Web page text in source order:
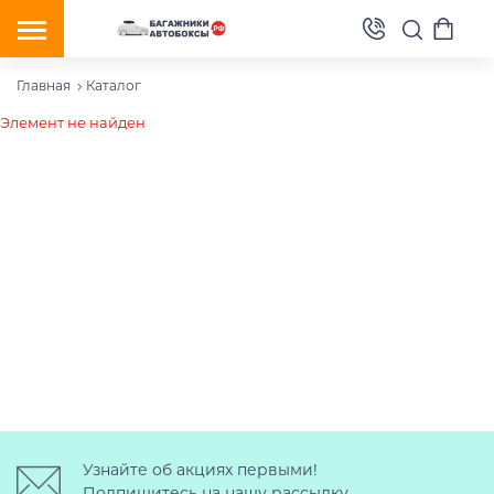
Главная Каталог
Элемент не найден
Узнайте об акциях первыми!